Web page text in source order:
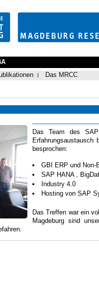
Das MRCC
Das Team des
Erfahrungsaustausch
besprochen:
GBI ERP und Non-
SAP HANA ,
Industry 4.0
Hosting von SAP
Das Treffen war ein
Magdeburg sind